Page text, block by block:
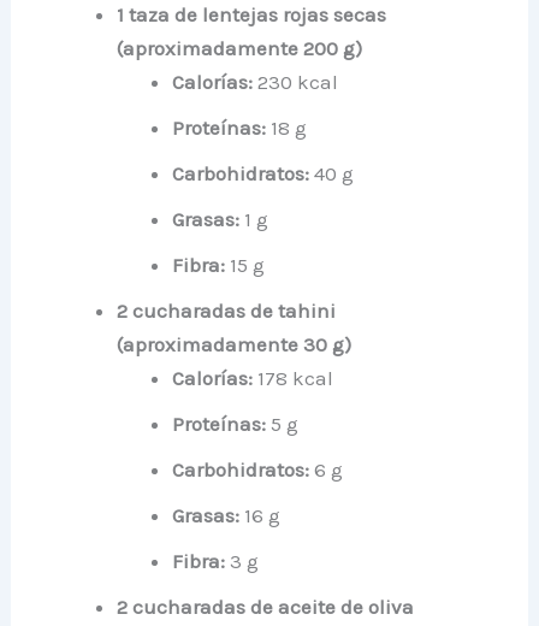
1 taza de lentejas rojas secas
(aproximadamente 200 g)
Calorías:230 kcal
Proteínas:18 g
Carbohidratos:40 g
Grasas:1 g
Fibra:15 g
2 cucharadas de tahini
(aproximadamente 30 g)
Calorías:178 kcal
Proteínas:5 g
Carbohidratos:6 g
Grasas:16 g
Fibra:3 g
2 cucharadas de aceite de oliva